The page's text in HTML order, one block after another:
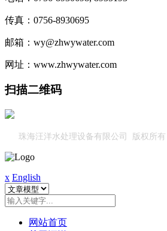
传真：0756-8930695
邮箱：wy@zhwywater.com
网址：www.zhwywater.com
扫描二维码
珠海汪洋水处理设备有限公司 版权所有
x English
网站首页